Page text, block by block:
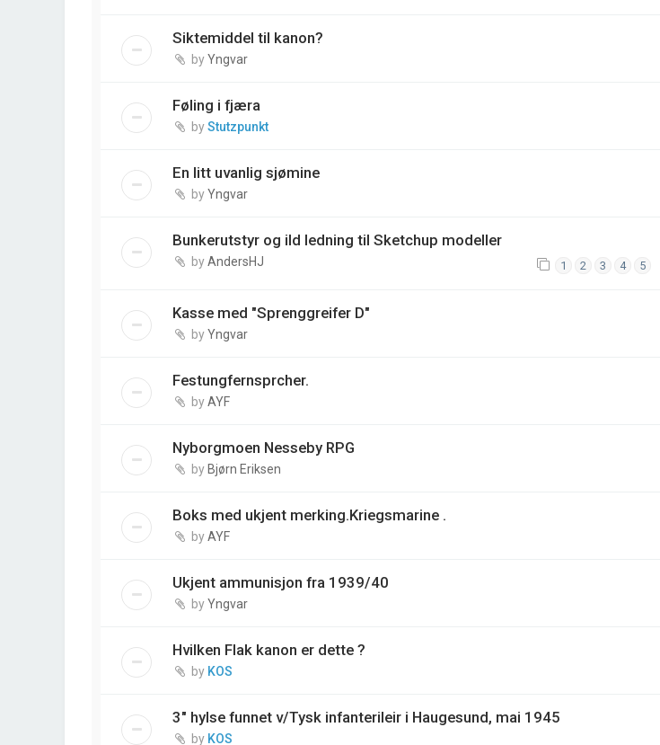
Siktemiddel til kanon?
byYngvar
Føling i fjæra
byStutzpunkt
En litt uvanlig sjømine
byYngvar
Bunkerutstyr og ild ledning til Sketchup modeller
byAndersHJ 1 2 3 4 5
Kasse med "Sprenggreifer D"
byYngvar
Festungfernsprcher.
byAYF
Nyborgmoen Nesseby RPG
by Bjørn Eriksen
Boks med ukjent merking.Kriegsmarine .
byAYF
Ukjent ammunisjon fra 1939/40
byYngvar
Hvilken Flak kanon er dette ?
by KOS
3" hylse funnet v/Tysk infanterileir i Haugesund, mai 1945
by KOS